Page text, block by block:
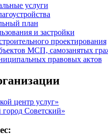
услуги
план
и застройки
проектирования
МСП, самозанятых
правовых актов
центр услуг»
Советский»